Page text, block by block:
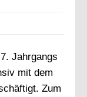
Jahrgangs
mit dem
Zum